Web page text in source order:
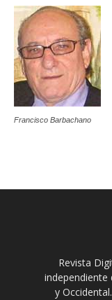
Francisco Barbachano
Revista
independiente
y